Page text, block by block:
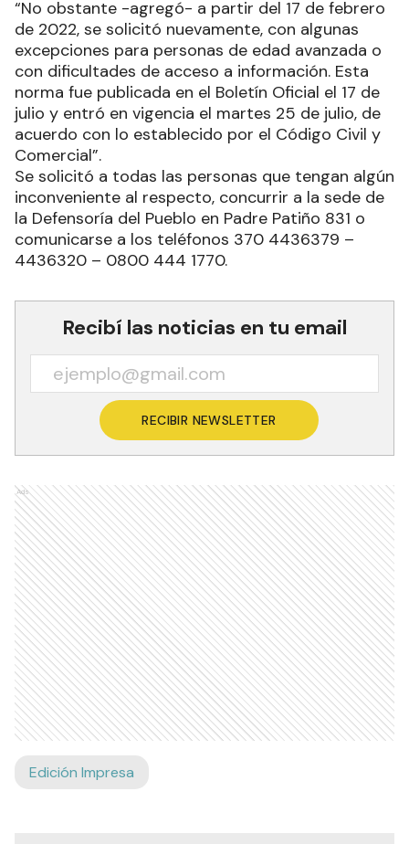
“No obstante -agregó- a partir del 17 de febrero
de 2022, se solicitó nuevamente, con algunas
excepciones para personas de edad avanzada o
con dificultades de acceso a información. Esta
norma fue publicada en el Boletín Oficial el 17 de
julio y entró en vigencia el martes 25 de julio, de
acuerdo con lo establecido por el Código Civil y
Comercial”.
Se solicitó a todas las personas que tengan algún
inconveniente al respecto, concurrir a la sede de
la Defensoría del Pueblo en Padre Patiño 831 o
comunicarse a los teléfonos 370 4436379 –
4436320 – 0800 444 1770.
Recibí las noticias en tu email
RECIBIR NEWSLETTER
Ads
Edición Impresa